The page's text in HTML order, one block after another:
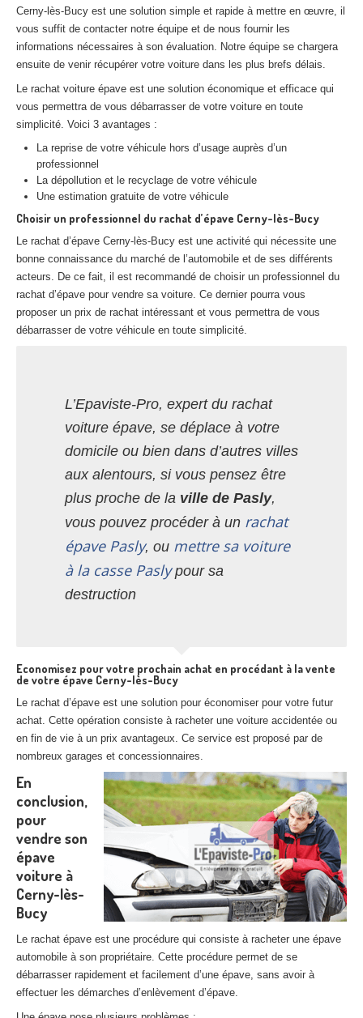
DOCUMENTSÀ JOINDRE
RACHATVÉHICULES
01 83 64 20 40
Cerny-lès-Bucy est une solution simple et rapide à mettre en œuvre, il
vous suffit de contacter notre équipe et de nous fournir les
informations nécessaires à son évaluation. Notre équipe se chargera
ensuite de venir récupérer votre voiture dans les plus brefs délais.
Le rachat voiture épave est une solution économique et efficace qui
vous permettra de vous débarrasser de votre voiture en toute
simplicité. Voici 3 avantages :
La reprise de votre véhicule hors d’usage auprès d’un
professionnel
La dépollution et le recyclage de votre véhicule
Une estimation gratuite de votre véhicule
Choisir un professionnel du rachat d’épave Cerny-lès-Bucy
Le rachat d’épave Cerny-lès-Bucy est une activité qui nécessite une
bonne connaissance du marché de l’automobile et de ses différents
acteurs. De ce fait, il est recommandé de choisir un professionnel du
rachat d’épave pour vendre sa voiture. Ce dernier pourra vous
proposer un prix de rachat intéressant et vous permettra de vous
débarrasser de votre véhicule en toute simplicité.
L’Epaviste-Pro, expert du rachat
voiture épave, se déplace à votre
domicile ou bien dans d’autres villes
aux alentours, si vous pensez être
plus proche de la ville de Pasly,
vous pouvez procéder à un rachat
épave Pasly, ou mettre sa voiture
à la casse Paslypour sa
destruction
Economisez pour votre prochain achat en procédant à la vente
de votre épave Cerny-lès-Bucy
Le rachat d’épave est une solution pour économiser pour votre futur
achat. Cette opération consiste à racheter une voiture accidentée ou
en fin de vie à un prix avantageux. Ce service est proposé par de
nombreux garages et concessionnaires.
En
conclusion,
pour
vendre son
épave
voiture à
Cerny-lès-
Bucy
Le rachat épave est une procédure qui consiste à racheter une épave
automobile à son propriétaire. Cette procédure permet de se
débarrasser rapidement et facilement d’une épave, sans avoir à
effectuer les démarches d’enlèvement d’épave.